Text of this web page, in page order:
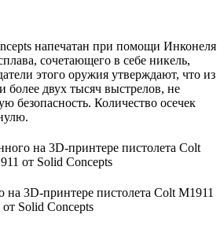
напечатан при помощи Инконеля
сочетающего в себе никель,
этого оружия утверждают, что из
более двух тысяч выстрелов, не
безопасность. Количество осечек
на 3D-принтере пистолета Colt M1911
от Solid Concepts